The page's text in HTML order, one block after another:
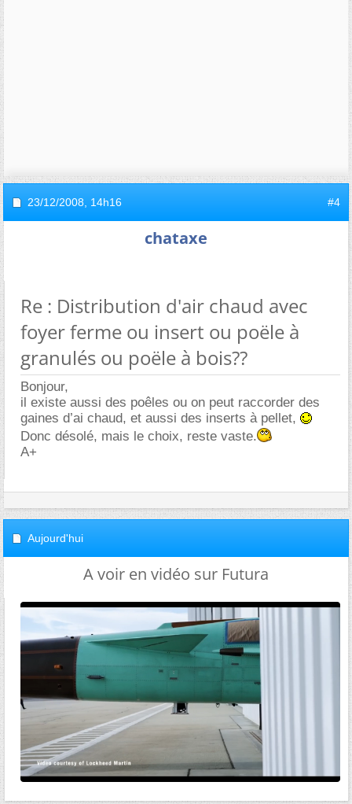
23/12/2008, 14h16 #4
chataxe
Re : Distribution d'air chaud avec
foyer ferme ou insert ou poële à
granulés ou poële à bois??
Bonjour,
il existe aussi des poêles ou on peut raccorder des
gaines d’ai chaud, et aussi des inserts à pellet,
Donc désolé, mais le choix, reste vaste.
A+
Aujourd'hui
A voir en vidéo sur Futura